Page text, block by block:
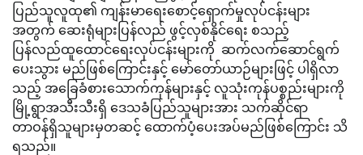
ပြည်သူလူထု၏ ကျန်းမာရေးစောင့်ရှောက်မှုလုပ်ငန်းများ
အတွက် ဆေးရုံများပြန်လည် ဖွင့်လှစ်နိုင်ရေး စသည့်
ပြန်လည်ထူထောင်ရေးလုပ်ငန်းများကို ဆက်လက်ဆောင်ရွက်
ပေးသွား မည်ဖြစ်ကြောင်းနှင့် မော်တော်ယာဉ်များဖြင့် ပါရှိလာ
သည့် အခြေခံစားသောက်ကုန်များနှင့် လူသုံးကုန်ပစ္စည်းများကို
မြို့ရွာအသီးသီးရှိ ဒေသခံပြည်သူများအား သက်ဆိုင်ရာ
တာဝန်ရှိသူများမှတဆင့် ထောက်ပံ့ပေးအပ်မည်ဖြစ်​ကြောင်း သိ
ရသည်။